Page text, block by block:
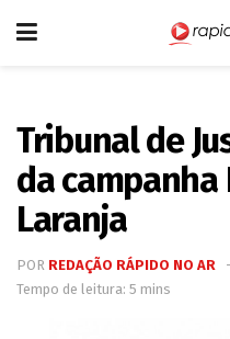
Tribunal de
da campanha
Laranja
POR REDAÇÃO RÁPIDO NO AR
Tempo de leitura: 5 mins